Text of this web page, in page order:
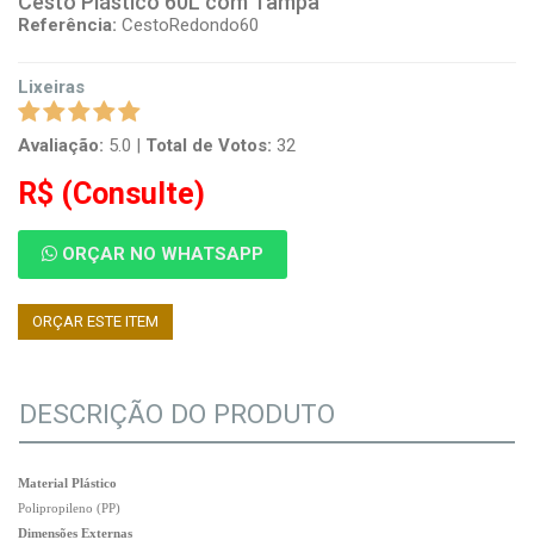
Referência: CestoRedondo60
Lixeiras
Avaliação: 5.0 | Total de Votos: 32
R$ (Consulte)
ORÇAR NO WHATSAPP
ORÇAR ESTE ITEM
DESCRIÇÃO DO PRODUTO
Material Plástico
Polipropileno (PP)
Dimensões Externas